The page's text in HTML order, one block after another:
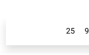
9
25